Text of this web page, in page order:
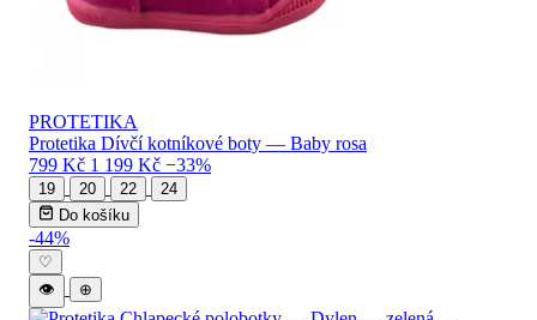
PROTETIKA
Protetika Dívčí kotníkové boty — Baby rosa
799 Kč 1 199 Kč −33%
19 20 22
24
Do košíku
-44%
♡
👁
⊕